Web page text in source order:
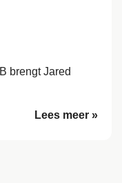
brengt Jared
Lees meer »